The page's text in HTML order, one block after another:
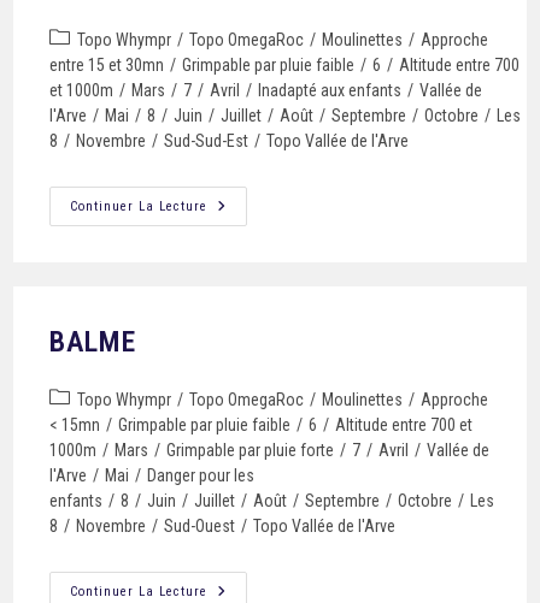
Topo Whympr / Topo OmegaRoc / Moulinettes / Approche
entre 15 et 30mn / Grimpable par pluie faible / 6 / Altitude entre 700
et 1000m / Mars / 7 / Avril / Inadapté aux enfants / Vallée de
l'Arve / Mai / 8 / Juin / Juillet / Août / Septembre / Octobre /
Les
8 / Novembre / Sud-Sud-Est / Topo Vallée de l'Arve
Continuer La Lecture
BALME
Topo Whympr / Topo OmegaRoc / Moulinettes / Approche
< 15mn / Grimpable par pluie faible / 6 / Altitude entre 700 et
1000m / Mars / Grimpable par pluie forte / 7 / Avril / Vallée de
l'Arve / Mai / Danger pour les
enfants / 8 / Juin / Juillet / Août / Septembre / Octobre /
Les
8 / Novembre / Sud-Ouest / Topo Vallée de l'Arve
Continuer La Lecture